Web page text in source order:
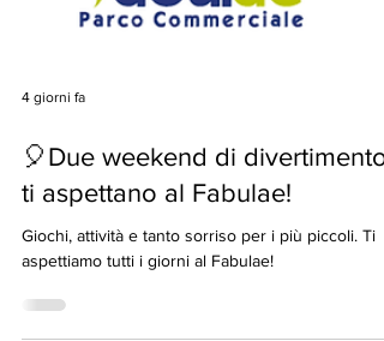
4 giorni fa
🎈Due weekend di divertimento
ti aspettano al Fabulae!
aspettiamo tutti i giorni al Fabulae!